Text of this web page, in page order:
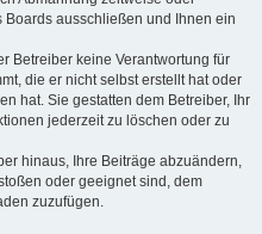
ausschließen und Ihnen ein
Betreiber keine Verantwortung für
die er nicht selbst erstellt hat oder
hat. Sie gestatten dem Betreiber, Ihr
jederzeit zu löschen oder zu
hinaus, Ihre Beiträge abzuändern,
oder geeignet sind, dem
zuzufügen.